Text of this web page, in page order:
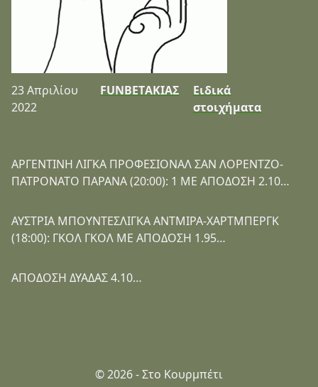
23 Απριλίου
2022
FUNBETΑΚΙΑΣ
Ειδικά
στοιχήματα
ΑΡΓΕΝΤΙΝΗ ΛΙΓΚΑ ΠΡΟΦΕΣΙΟΝΑΛ ΣΑΝ ΛΟΡΕΝΤΖΟ-
ΠΑΤΡΟΝΑΤΟ ΠΑΡΑΝΑ (20:00): 1 ΜΕ ΑΠΟΔΟΣΗ 2.10…
ΑΥΣΤΡΙΑ ΜΠΟΥΝΤΕΣΛΙΓΚΑ ΑΝΤΜΙΡΑ-ΧΑΡΤΜΠΕΡΓΚ
(18:00): ΓΚΟΛ ΓΚΟΛ ΜΕ ΑΠΟΔΟΣΗ 1.95…
ΑΠΟΔΟΣΗ ΔΥΑΔΑΣ 4.10…
© 2026 - Στο Κουρμπέτι